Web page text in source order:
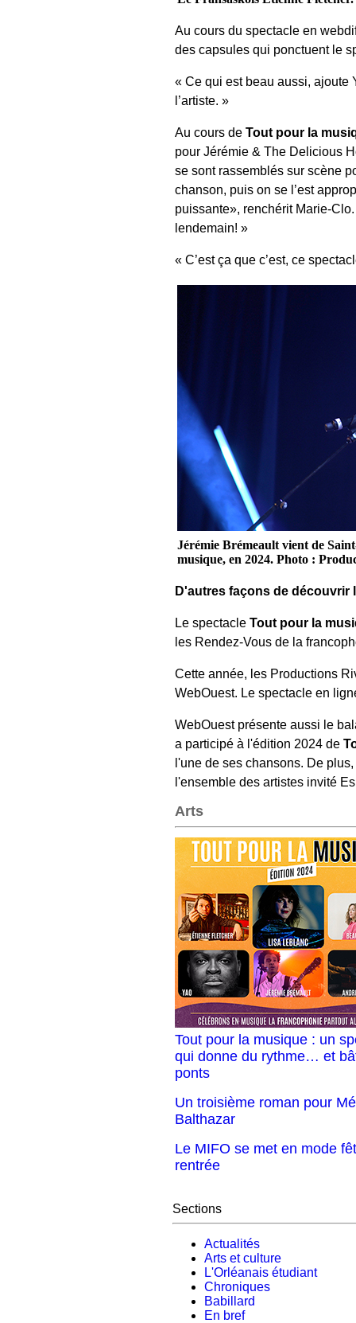
Au cours du spectacle en
des capsules qui ponctuent le
« Ce qui est beau aussi, ajoute
l’artiste. »
Au cours de Tout pour la
pour Jérémie & The Delicious
se sont rassemblés sur scène
chanson, puis on se l’est
puissante», renchérit Marie-
lendemain! »
« C’est ça que c’est, ce
Jérémie Brémeault vient de
musique, en 2024. Photo :
D'autres façons de découvrir
Le spectacle Tout pour la
les Rendez-Vous de la
Cette année, les Productions
WebOuest. Le spectacle en
WebOuest présente aussi le
a participé à l'édition 2024 de
l'une de ses chansons. De
l'ensemble des artistes invité
Arts
Tout pour la musique : un
qui donne du rythme… et
ponts
Un troisième roman pour
Balthazar
Le MIFO se met en mode
rentrée
Sections
Actualités
Arts et culture
L'Orléanais étudiant
Chroniques
Babillard
En bref